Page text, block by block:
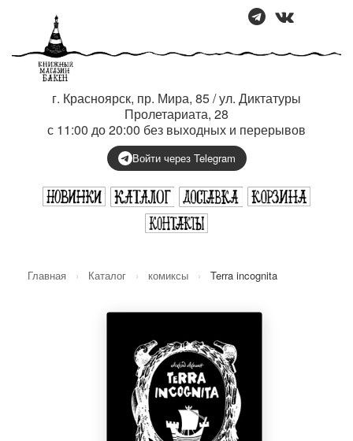
г. Красноярск, пр. Мира, 85 / ул. Диктатуры
Пролетариата, 28
с 11:00 до 20:00 без выходных и перерывов
Войти через Telegram
Главная › Каталог › комиксы › Terra incognita